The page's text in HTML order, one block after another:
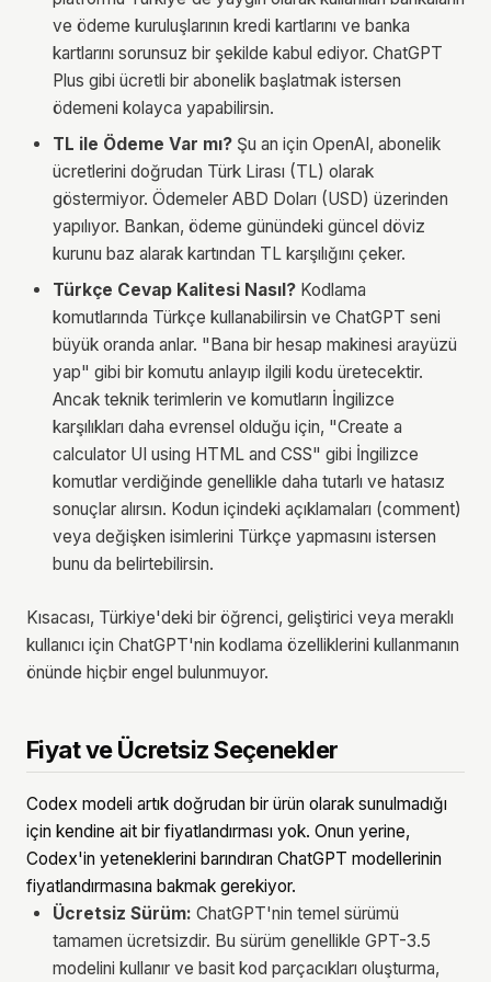
ve ödeme kuruluşlarının kredi kartlarını ve banka
kartlarını sorunsuz bir şekilde kabul ediyor. ChatGPT
Plus gibi ücretli bir abonelik başlatmak istersen
ödemeni kolayca yapabilirsin.
TL ile Ödeme Var mı? Şu an için OpenAI, abonelik
ücretlerini doğrudan Türk Lirası (TL) olarak
göstermiyor. Ödemeler ABD Doları (USD) üzerinden
yapılıyor. Bankan, ödeme günündeki güncel döviz
kurunu baz alarak kartından TL karşılığını çeker.
Türkçe Cevap Kalitesi Nasıl? Kodlama
komutlarında Türkçe kullanabilirsin ve ChatGPT seni
büyük oranda anlar. "Bana bir hesap makinesi arayüzü
yap" gibi bir komutu anlayıp ilgili kodu üretecektir.
Ancak teknik terimlerin ve komutların İngilizce
karşılıkları daha evrensel olduğu için, "Create a
calculator UI using HTML and CSS" gibi İngilizce
komutlar verdiğinde genellikle daha tutarlı ve hatasız
sonuçlar alırsın. Kodun içindeki açıklamaları (comment)
veya değişken isimlerini Türkçe yapmasını istersen
bunu da belirtebilirsin.
Kısacası, Türkiye'deki bir öğrenci, geliştirici veya meraklı
kullanıcı için ChatGPT'nin kodlama özelliklerini kullanmanın
önünde hiçbir engel bulunmuyor.
Fiyat ve Ücretsiz Seçenekler
Codex modeli artık doğrudan bir ürün olarak sunulmadığı
için kendine ait bir fiyatlandırması yok. Onun yerine,
Codex'in yeteneklerini barındıran ChatGPT modellerinin
fiyatlandırmasına bakmak gerekiyor.
Ücretsiz Sürüm: ChatGPT'nin temel sürümü
tamamen ücretsizdir. Bu sürüm genellikle GPT-3.5
modelini kullanır ve basit kod parçacıkları oluşturma,